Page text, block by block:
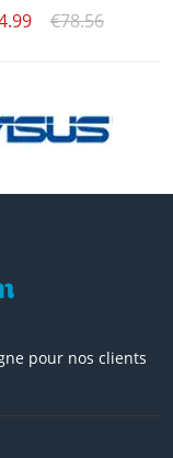
€78.56
pour nos clients